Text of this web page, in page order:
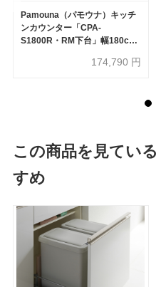
Pamouna（パモウナ）キッチ
ンカウンター「CPA-
S1800R・RM下台」幅180cm
174,790 円
この商品を見てい
すめ